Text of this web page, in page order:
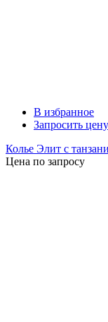
В избранное
Запросить цену
Колье Элит с
Цена по запросу